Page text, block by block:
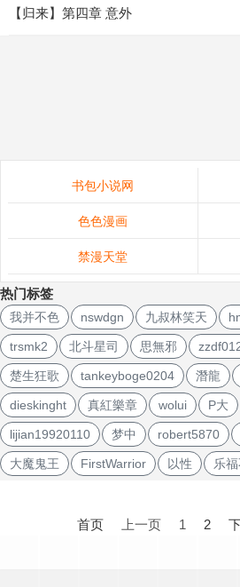
【归来】第四章 意外
书包小说网
色色漫画
禁漫天堂
热门标签
我并不色 nswdgn 九叔林笑天
trsmk2 北斗星司 思無邪
楚生狂歌 tankeyboge0204 潛龍
dieskinght 真紅樂章 wolui P大
lijian19920110 梦中 robert5870
大魔鬼王 FirstWarrior 以性 乐
首页 上一页 1 2